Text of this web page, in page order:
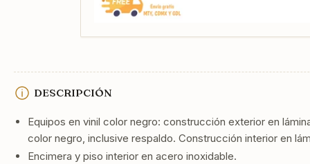
DESCRIPCIÓN
Equipos en vinil color negro: construcción exterior en
color negro, inclusive respaldo. Construcción interior en
Encimera y piso interior en acero inoxidable.